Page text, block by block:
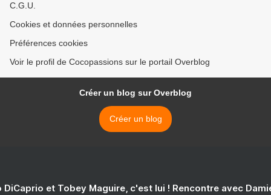
C.G.U.
Cookies et données personnelles
Préférences cookies
Voir le profil de Cocopassions sur le portail Overblog
Créer un blog sur Overblog
Créer un blog
DiCaprio et Tobey Maguire, c'est lui ! Rencontre avec